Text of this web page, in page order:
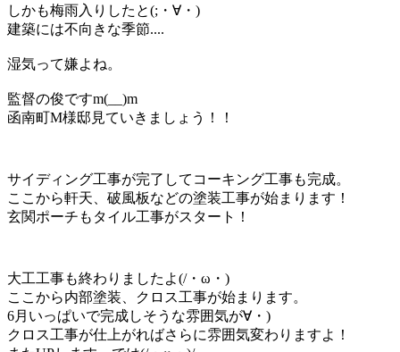
しかも梅雨入りしたと(;・∀・)
建築には不向きな季節....
湿気って嫌よね。
監督の俊ですm(__)m
函南町M様邸見ていきましょう！！
サイディング工事が完了してコーキング工事も完成。
ここから軒天、破風板などの塗装工事が始まります！
玄関ポーチもタイル工事がスタート！
大工工事も終わりましたよ(/・ω・)
ここから内部塗装、クロス工事が始まります。
6月いっぱいで完成しそうな雰囲気が∀・)
クロス工事が仕上がればさらに雰囲気変わりますよ！